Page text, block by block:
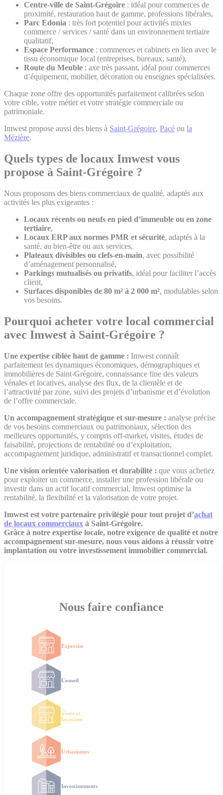
Centre-ville de Saint-Grégoire : idéal pour commerces de
proximité, restauration haut de gamme, professions libérales,
Parc Edonia : très fort potentiel pour activités mixtes
commerce / services / santé dans un environnement tertiaire
qualitatif,
Espace Performance : commerces et cabinets en lien avec le
tissu économique local (entreprises, bureaux, santé),
Route du Meuble : axe très passant, idéal pour commerces
d’équipement, mobilier, décoration ou enseignes spécialisées.
Chaque zone offre des opportunités parfaitement calibrées selon
votre cible, votre métier et votre stratégie commerciale ou
patrimoniale.
Imwest propose aussi des biens à Saint-Grégoire, Pacé ou la
Mézière.
Quels types de locaux Imwest vous
propose à Saint-Grégoire ?
Nous proposons des biens commerciaux de qualité, adaptés aux
activités les plus exigeantes :
Locaux récents ou neufs en pied d’immeuble ou en zone
tertiaire,
Locaux ERP aux normes PMR et sécurité, adaptés à la
santé, au bien-être ou aux services,
Plateaux divisibles ou clefs-en-main, avec possibilité
d’aménagement personnalisé,
Parkings mutualisés ou privatifs, idéal pour faciliter l’accès
client,
Surfaces disponibles de 80 m² à 2 000 m², modulables selon
vos besoins.
Pourquoi acheter votre local commercial
avec Imwest à Saint-Grégoire ?
Une expertise ciblée haut de gamme : Imwest connaît
parfaitement les dynamiques économiques, démographiques et
immobilières de Saint-Grégoire, connaissance fine des valeurs
vénales et locatives, analyse des flux, de la clientèle et de
l’attractivité par zone, suivi des projets d’urbanisme et d’évolution
de l’offre commerciale.
Un accompagnement stratégique et sur-mesure : analyse précise
de vos besoins commerciaux ou patrimoniaux, sélection des
meilleures opportunités, y compris off-market, visites, études de
faisabilité, projections de rentabilité ou d’exploitation,
accompagnement juridique, administratif et transactionnel complet.
Une vision orientée valorisation et durabilité : que vous achetiez
pour exploiter un commerce, installer une profession libérale ou
investir dans un actif locatif commercial, Imwest optimise la
rentabilité, la flexibilité et la valorisation de votre projet.
Imwest est votre partenaire privilégié pour tout projet d’achat
de locaux commerciaux à Saint-Grégoire.
Grâce à notre expertise locale, notre exigence de qualité et notre
accompagnement sur-mesure, nous vous aidons à réussir votre
implantation ou votre investissement immobilier commercial.
Nous faire confiance
Expertise
Conseil
Vente et
locations
Urbanismes
Investissements